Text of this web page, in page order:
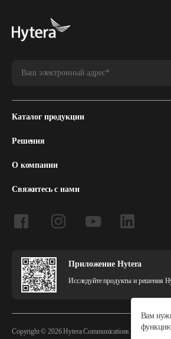
Каталог продукции
Решения
О компании
Свяжитесь с нами
Приложение Hytera
Исследуйте продукты и решения
Copyright © 2026 Hytera Communications Corporation
Вам